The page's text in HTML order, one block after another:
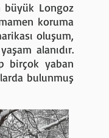
büyük Longoz
koruma
oluşum,
alanıdır.
birçok yaban
bulunmuş